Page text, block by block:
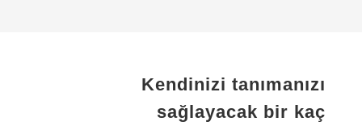
Kendinizi tanımanızı
sağlayacak bir kaç